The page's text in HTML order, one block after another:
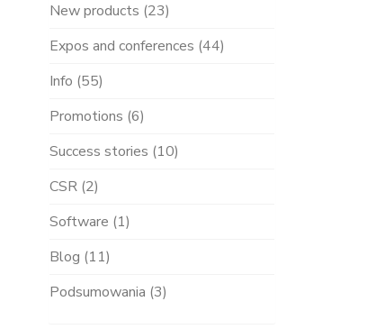
New products (23)
Expos and conferences (44)
Info (55)
Promotions (6)
Success stories (10)
CSR (2)
Software (1)
Blog (11)
Podsumowania (3)